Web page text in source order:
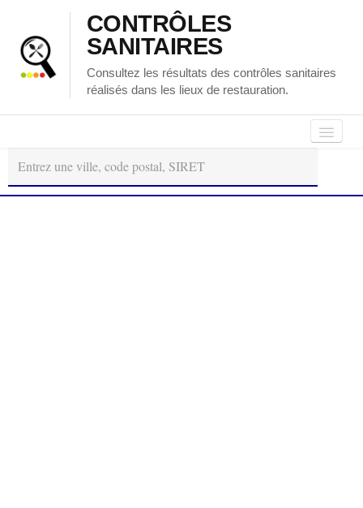
CONTRÔLES
SANITAIRES
Consultez les résultats des contrôles sanitaires
réalisés dans les lieux de restauration.
Autour
de
moi
Régions